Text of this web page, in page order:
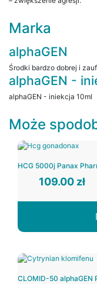
Marka
alphaGEN
Środki bardzo dobrej i
alphaGEN -
alphaGEN - iniekcja 10ml
Może
HCG 5000j Panax
109.00 zł
CLOMID-50